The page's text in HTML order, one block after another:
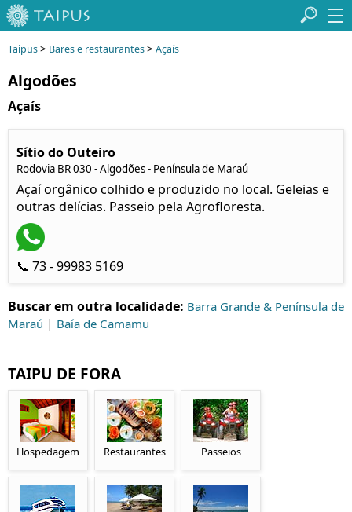
Taipus> Bares e restaurantes> Açaís
Algodões
Açaís
Sítio do Outeiro
Rodovia BR 030 - Algodões - Península de Maraú
Açaí orgânico colhido e produzido no local. Geleias e
outras delícias. Passeio pela Agrofloresta.
📞 73 - 99983 5169
Buscar em outra localidade: Barra Grande & Península de
Maraú | Baía de Camamu
TAIPU DE FORA
Hospedagem Restaurantes Passeios